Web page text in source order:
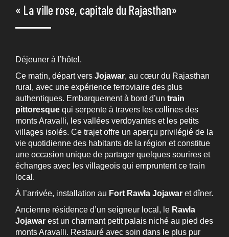
« La ville rose, capitale du Rajasthan»
Déjeuner à l’hôtel.
Ce matin, départ vers Jojawar, au cœur du Rajasthan
rural, avec une expérience ferroviaire des plus
authentiques. Embarquement à bord d’un train
pittoresque qui serpente à travers les collines des
monts Aravalli, les vallées verdoyantes et les petits
villages isolés. Ce trajet offre un aperçu privilégié de la
vie quotidienne des habitants de la région et constitue
une occasion unique de partager quelques sourires et
échanges avec les villageois qui empruntent ce train
local.
À l’arrivée, installation au Fort Rawla Jojawar et dîner.
Ancienne résidence d’un seigneur local, le Rawla
Jojawar est un charmant petit palais niché au pied des
monts Aravalli. Restauré avec soin dans le plus pur